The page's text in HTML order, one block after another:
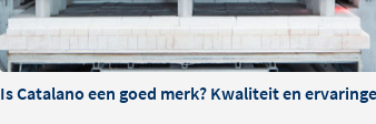
passend bij jouw behoeften.
Topkwaliteit: PVD-coating voor
Maak je badkamer compleet met de
Is Catalano een goed merk? Kwaliteit en